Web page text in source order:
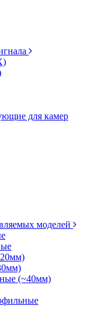
для камер
моделей
(~40мм)